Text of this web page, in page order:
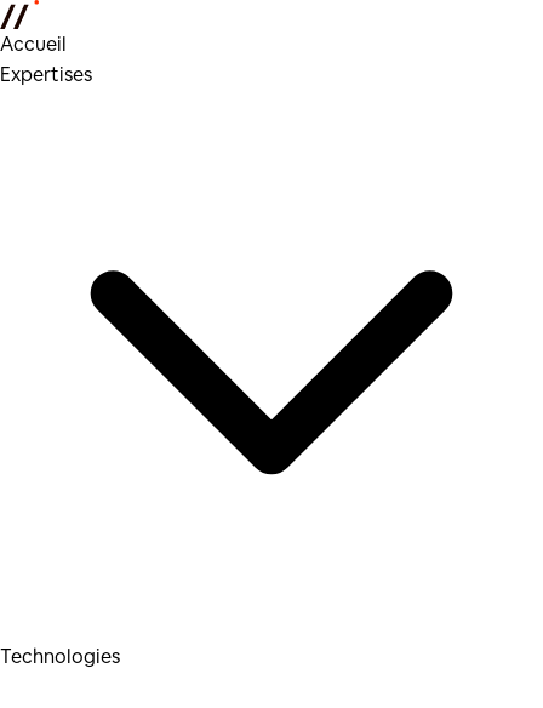
Accueil
Expertises
Technologies